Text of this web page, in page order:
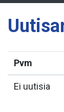
Pvm
Ei uutisia